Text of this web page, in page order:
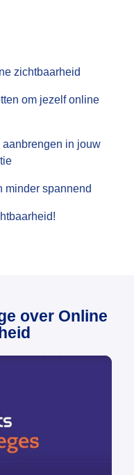
zichtbaarheid
om jezelf online
in jouw
minder spannend
over Online